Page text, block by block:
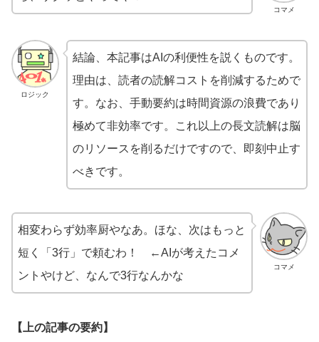
コマメ
ロジック
結論、本記事はAIの利便性を説くものです。
理由は、読者の読解コストを削減するためで
す。なお、手動要約は時間資源の浪費であり
極めて非効率です。これ以上の長文読解は脳
のリソースを削るだけですので、即刻中止す
べきです。
コマメ
相変わらず効率厨やなあ。ほな、次はもっと
短く「3行」で頼むわ！ ←AIが考えたコメ
ントやけど、なんで3行なんかな
【上の記事の要約】